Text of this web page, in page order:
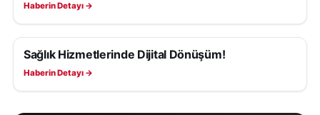
Haberin Detayı →
SAĞLIK
Sağlık Hizmetlerinde Dijital Dönüşüm!
Haberin Detayı →